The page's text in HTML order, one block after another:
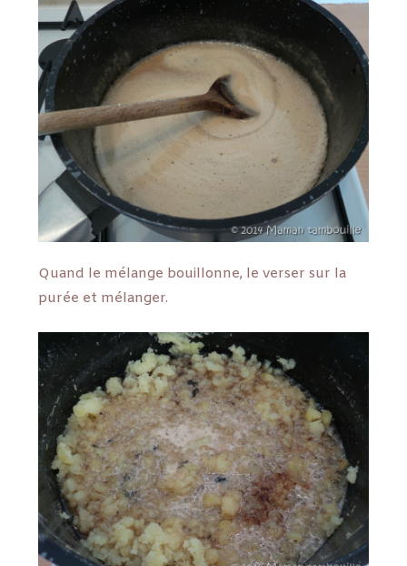
Quand le mélange bouillonne, le verser sur la
purée et mélanger.